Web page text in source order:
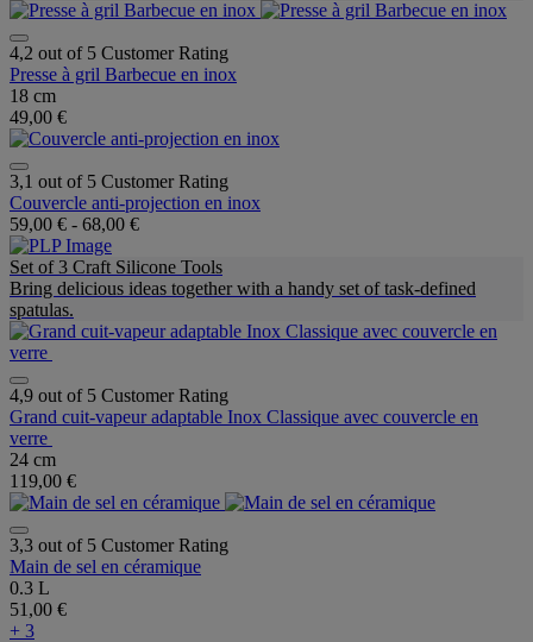
4,2 out of 5 Customer Rating
Presse à gril Barbecue en inox
18 cm
49,00 €
3,1 out of 5 Customer Rating
Couvercle anti-projection en inox
59,00 € - 68,00 €
Set of 3 Craft Silicone Tools
Bring delicious ideas together with a handy set of task-defined
spatulas.
4,9 out of 5 Customer Rating
Grand cuit-vapeur adaptable Inox Classique avec couvercle en
verre
24 cm
119,00 €
3,3 out of 5 Customer Rating
Main de sel en céramique
0.3 L
51,00 €
+ 3